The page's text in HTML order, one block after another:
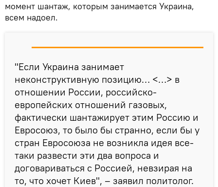
момент шантаж, которым занимается Украина,
всем надоел.
"Если Украина занимает
неконструктивную позицию… <…> в
отношении России, российско-
европейских отношений газовых,
фактически шантажирует этим Россию и
Евросоюз, то было бы странно, если бы у
стран Евросоюза не возникла идея все-
таки развести эти два вопроса и
договариваться с Россией, невзирая на
то, что хочет Киев", – заявил политолог.